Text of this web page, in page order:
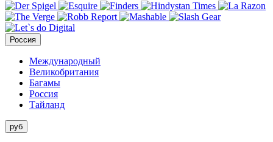
Россия
Международный
Великобритания
Багамы
Россия
Тайланд
руб